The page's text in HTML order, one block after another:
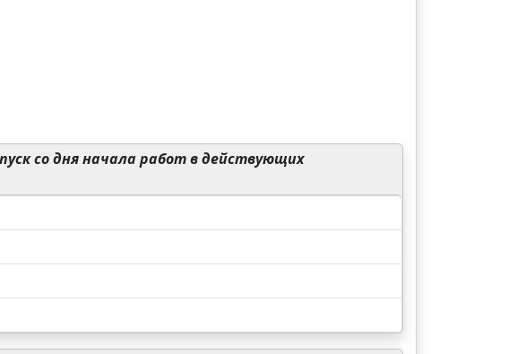
со дня начала работ в действующих